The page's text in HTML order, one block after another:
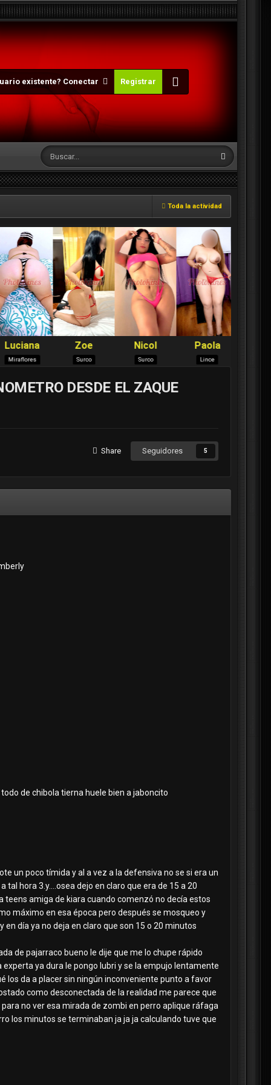
existente? Conectar Registrar
Toda la actividad
DESDE EL ZAQUE
Share Seguidores 5
de chibola tierna huele bien a jaboncito
un poco tímida y al a vez a la defensiva no se si era un
hora 3.y....osea dejo en claro que era de 15 a 20
amiga de kiara cuando comenzó no decía estos
máximo en esa época pero después se mosqueo y
día ya no deja en claro que son 15 o 20 minutos
de pajarraco bueno le dije que me lo chupe rápido
ya dura le pongo lubri y se la empujo lentamente
los da a placer sin ningún inconveniente punto a favor
como desconectada de la realidad me parece que
no ver esa mirada de zombi en perro aplique ráfaga
los minutos se terminaban ja ja ja calculando tuve que